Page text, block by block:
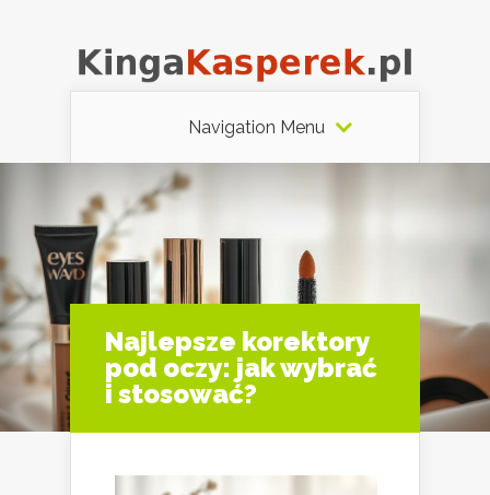
Navigation Menu
Najlepsze korektory
pod oczy: jak wybrać
i stosować?